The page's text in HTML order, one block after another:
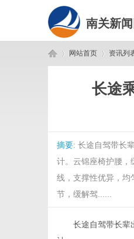
南关新闻
网站首页 资讯列
长途
摘要: 长途自驾带长
计。云锦座椅护腰，
线，支撑性优异，均
节，缓解驾......
长途自驾带长辈出